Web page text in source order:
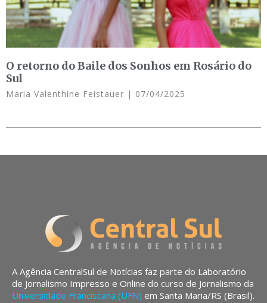
O retorno do Baile dos Sonhos em Rosário do
Sul
Maria Valenthine Feistauer 07/04/2025
A Agência CentralSul de Notícias faz parte do Laboratório
de Jornalismo Impresso e Online do curso de Jornalismo da
Universidade Franciscana (UFN) em Santa Maria/RS (Brasil).